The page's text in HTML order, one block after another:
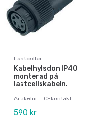
Lastceller
Kabelhylsdon IP40
monterad på
lastcellskabeln.
Artikelnr: LC-kontakt
590 kr